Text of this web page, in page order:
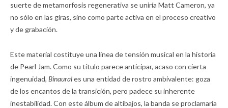
suerte de metamorfosis regenerativa se uniría Matt Cameron, ya
no sólo en las giras, sino como parte activa en el proceso creativo
y de grabación.
Este material costituye una línea de tensión musical en la historia
de Pearl Jam. Como su título parece anticipar, acaso con cierta
ingenuidad, Binaurales una entidad de rostro ambivalente: goza
de los encantos de la transición, pero padece su inherente
inestabilidad. Con este álbum de altibajos, la banda se proclamaría